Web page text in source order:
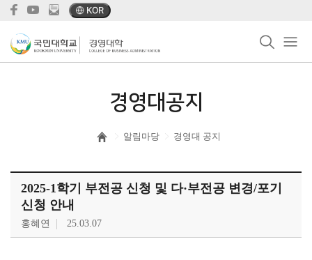
KOR
경영대공지
알림마당 경영대 공지
2025-1학기 부전공 신청 및 다·부전공 변경/포기
신청 안내
홍혜연 25.03.07